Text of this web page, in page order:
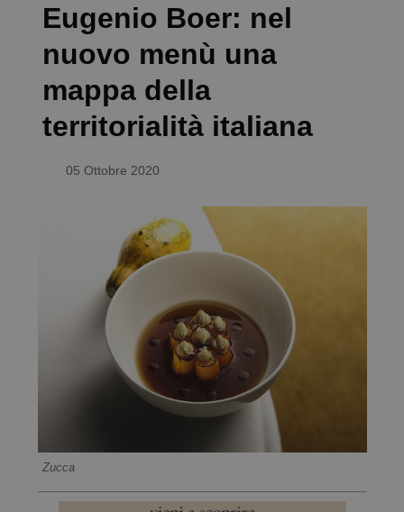
Eugenio Boer: nel
nuovo menù una
mappa della
territorialità italiana
05 Ottobre 2020
Zucca